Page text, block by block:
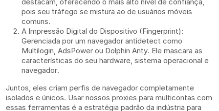
pois seu tráfego se mistura ao de usuários móveis
comuns.
A Impressão Digital do Dispositivo (Fingerprint):
Gerenciada por um navegador antidetect como
Multilogin, AdsPower ou Dolphin Anty. Ele mascara as
características do seu hardware, sistema operacional e
navegador.
Juntos, eles criam perfis de navegador completamente
isolados e únicos. Usar nossos proxies para multicontas com
essas ferramentas é a estratégia padrão da indústria para